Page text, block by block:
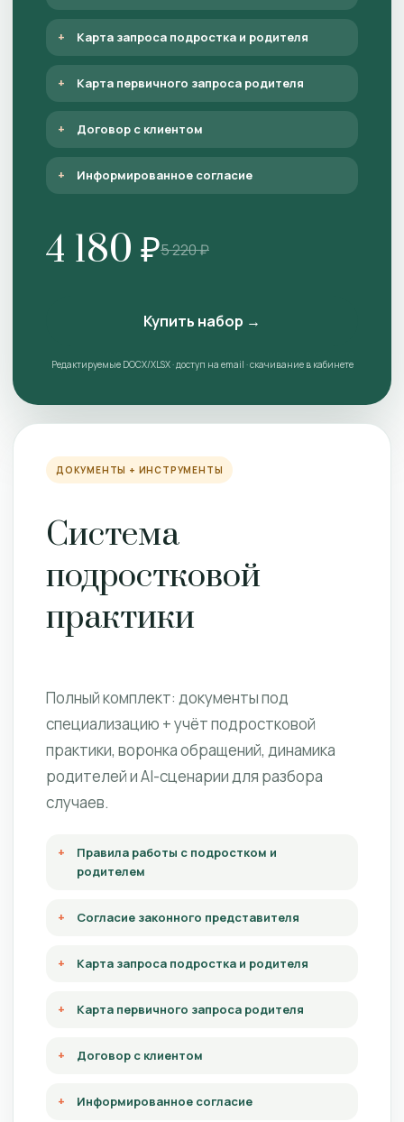
Карта запроса подростка и родителя
Карта первичного запроса родителя
Договор с клиентом
Информированное согласие
4 180 ₽5 220 ₽
Купить набор →
Редактируемые DOCX/XLSX · доступ на email · скачивание в кабинете
ДОКУМЕНТЫ + ИНСТРУМЕНТЫ
Система
подростковой
практики
Полный комплект: документы под
специализацию + учёт подростковой
практики, воронка обращений, динамика
родителей и AI-сценарии для разбора
случаев.
Правила работы с подростком и
родителем
Согласие законного представителя
Карта запроса подростка и родителя
Карта первичного запроса родителя
Договор с клиентом
Информированное согласие